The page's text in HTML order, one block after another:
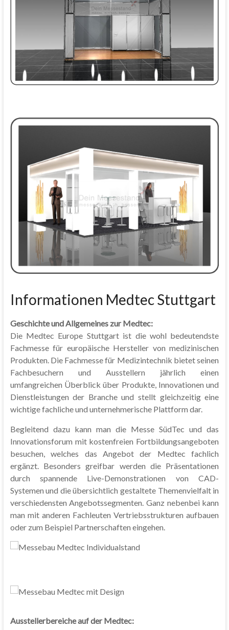
Informationen Medtec Stuttgart
Geschichte und Allgemeines zur Medtec:
Die Medtec Europe Stuttgart ist die wohl bedeutendste
Fachmesse für europäische Hersteller von medizinischen
Produkten. Die Fachmesse für Medizintechnik bietet seinen
Fachbesuchern und Ausstellern jährlich einen
umfangreichen Überblick über Produkte, Innovationen und
Dienstleistungen der Branche und stellt gleichzeitig eine
wichtige fachliche und unternehmerische Plattform dar.
Begleitend dazu kann man die Messe SüdTec und das
Innovationsforum mit kostenfreien Fortbildungsangeboten
besuchen, welches das Angebot der Medtec fachlich
ergänzt. Besonders greifbar werden die Präsentationen
durch spannende Live-Demonstrationen von CAD-
Systemen und die übersichtlich gestaltete Themenvielfalt in
verschiedensten Angebotssegmenten. Ganz nebenbei kann
man mit anderen Fachleuten Vertriebsstrukturen aufbauen
oder zum Beispiel Partnerschaften eingehen.
Ausstellerbereiche auf der Medtec: